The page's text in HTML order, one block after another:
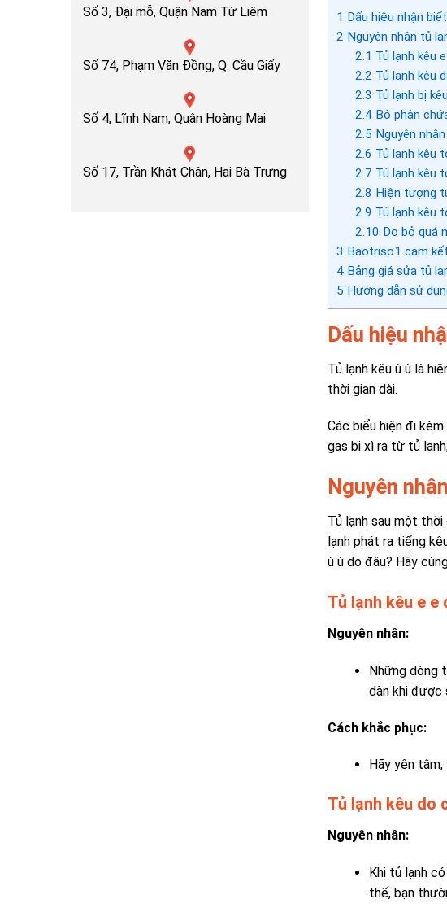
Số 3, Đại mỗ, Quận Nam Từ Liêm
Số 74, Phạm Văn Đồng, Q. Cầu Giấy
Số 4, Lĩnh Nam, Quận Hoàng Mai
Số 17, Trần Khát Chân, Hai Bà Trưng
1 Dấu hiệu nhận
2 Nguyên nhân tủ
2.1 Tủ lạnh kêu
2.2 Tủ lạnh kêu
2.3 Tủ lạnh bị
2.4Bộ phận
2.5 Nguyên
2.6 Tủ lạnh kêu
2.7 Tủ lạnh kêu
2.8 Hiện tượng
2.9 Tủ lạnh kêu
2.10 Do bỏ quá
3 Baotriso1 cam
4Bảng giá sửa tủ
5 Hướng dẫn sử
Dấu hiệu
Tủ lạnh kêu ù ù là
thời gian dài.
Các biểu hiện đi
gas bị xì ra từ tủ
Nguyên
Tủ lạnh sau một
lạnh phát ra tiếng
ù ù do đâu? Hãy
Tủ lạnh kêu e
Nguyên nhân:
Những dòng
dàn khi được
Cách khắc phục:
Hãy yên
Tủ lạnh kêu do
Nguyên nhân:
Khi tủ lạnh
thế, bạn